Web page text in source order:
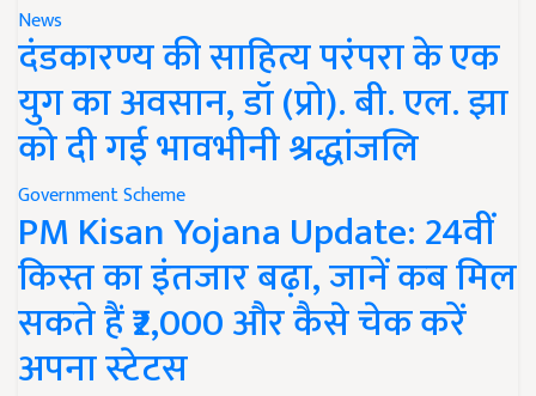
News
दंडकारण्य की साहित्य परंपरा के एक
युग का अवसान, डॉ (प्रो). बी. एल. झा
को दी गई भावभीनी श्रद्धांजलि
Government Scheme
PM Kisan Yojana Update: 24वीं
किस्त का इंतजार बढ़ा, जानें कब मिल
सकते हैं ₹2,000 और कैसे चेक करें
अपना स्टेटस